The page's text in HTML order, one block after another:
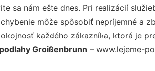
sa nám ešte dnes. Pri realizácií
môže spôsobiť nepríjemné
každého zákazníka, ktorá je
Groißenbrunn – www.lejeme-